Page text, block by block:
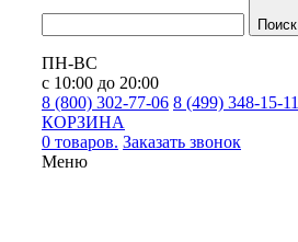
Поиск
ПН-ВС
с 10:00 до 20:00
8 (800) 302-77-06 8 (499) 348-15-11
КОРЗИНА
0 товаров. Заказать звонок
Меню